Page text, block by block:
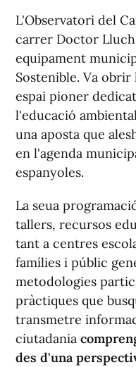
L'Observatori del
carrer Doctor
equipament
Sostenible. Va
espai pioner
l'educació
una aposta que
en l'agenda
espanyoles.
La seua
tallers, recursos
tant a centres
famílies i públic
metodologies
pràctiques que
transmetre
ciutadania
des d'una